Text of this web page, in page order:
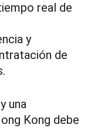
real de
y
de
una
Kong debe